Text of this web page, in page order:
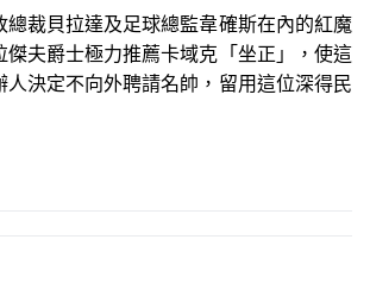
總裁貝拉達及足球總監韋確斯在內的紅魔
傑夫爵士極力推薦卡域克「坐正」，使這
人決定不向外聘請名帥，留用這位深得民